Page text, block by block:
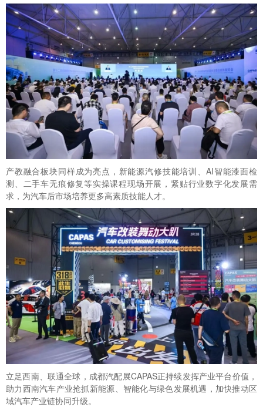
产教融合板块同样成为亮点，新能源汽修技能培训、AI智能漆面检
测、二手车无痕修复等实操课程现场开展，紧贴行业数字化发展需
求，为汽车后市场培养更多高素质技能人才。
立足西南、联通全球，成都汽配展CAPAS正持续发挥产业平台价值，
助力西南汽车产业抢抓新能源、智能化与绿色发展机遇，加快推动区
域汽车产业链协同升级。